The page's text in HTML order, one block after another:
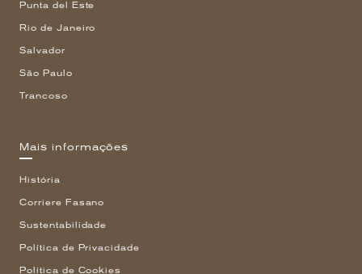
Punta del Este
Rio de Janeiro
Salvador
São Paulo
Trancoso
Mais informações
História
Corriere Fasano
Sustentabilidade
Política de Privacidade
Política de Cookies